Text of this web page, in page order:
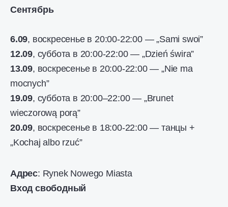
Сентябрь
6.09, воскресенье в 20:00-22:00 — „Sami swoi”
12.09, суббота в 20:00-22:00 — „Dzień świra”
13.09, воскресенье в 20:00-22:00 — „Nie ma
mocnych”
19.09, суббота в 20:00–22:00 — „Brunet
wieczorową porą”
20.09, воскресенье в 18:00-22:00 — танцы +
„Kochaj albo rzuć”
Адрес: Rynek Nowego Miasta
Вход свободный